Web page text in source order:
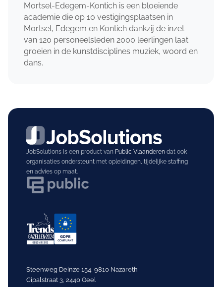
Mortsel-Edegem-Kontich is een bloeiende
academie die op 10 vestigingsplaatsen in
Mortsel, Edegem en Kontich dankzij de inzet
van 120 personeelsleden 2000 leerlingen laat
groeien in de kunstdisciplines muziek, woord en
dans.
JobSolutions is een product van Public Vlaanderendat ook
organisaties ondersteunt met opleidingen, tijdelijke staffing
en advies op maat.
Steenweg Deinze 154, 9810 Nazareth
Cipalstraat 3, 2440 Geel